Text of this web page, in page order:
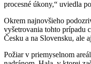
procesné úkony,“ uviedla
Okrem najnovšieho
vyšetrovania tohto prípadu
Česku a na Slovensku, ale
Požiar v priemyselnom